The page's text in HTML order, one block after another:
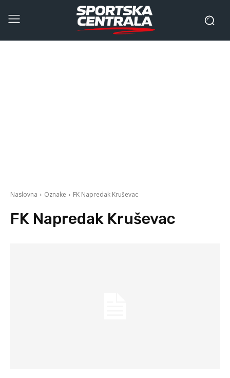
Naslovna Oznake FK Napredak Kruševac
FK Napredak Kruševac